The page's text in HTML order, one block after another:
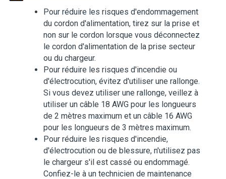
Pour réduire les risques d'endommagement
du cordon d'alimentation, tirez sur la prise et
non sur le cordon lorsque vous déconnectez
le cordon d'alimentation de la prise secteur
ou du chargeur.
Pour réduire les risques d'incendie ou
d'électrocution, évitez d'utiliser une rallonge.
Si vous devez utiliser une rallonge, veillez à
utiliser un câble 18 AWG pour les longueurs
de 2 mètres maximum et un câble 16 AWG
pour les longueurs de 3 mètres maximum.
Pour réduire les risques d'incendie,
d'électrocution ou de blessure, n'utilisez pas
le chargeur s'il est cassé ou endommagé.
Confiez-le à un technicien de maintenance